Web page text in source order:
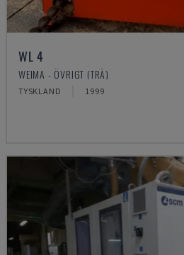
WL 4
WEIMA - ÖVRIGT (TRÄ)
TYSKLAND 1999